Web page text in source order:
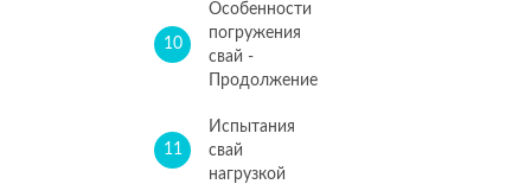
10
Особенности
погружения
свай -
Продолжение
11
Испытания
свай
нагрузкой